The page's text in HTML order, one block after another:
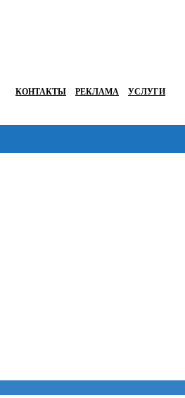
КОНТАКТЫ РЕКЛАМА УСЛУГИ